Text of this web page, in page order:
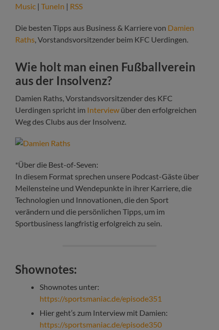
Music |TuneIn | RSS
Die besten Tipps aus Business & Karriere von Damien
Raths, Vorstandsvorsitzender beim KFC Uerdingen.
Wie holt man einen Fußballverein
aus der Insolvenz?
Damien Raths, Vorstandsvorsitzender des KFC
Uerdingen spricht im Interview über den erfolgreichen
Weg des Clubs aus der Insolvenz.
*Über die Best-of-Seven:
In diesem Format sprechen unsere Podcast-Gäste über
Meilensteine und Wendepunkte in ihrer Karriere, die
Technologien und Innovationen, die den Sport
verändern und die persönlichen Tipps, um im
Sportbusiness langfristig erfolgreich zu sein.
Shownotes:
Shownotes unter:
https://sportsmaniac.de/episode351
Hier geht’s zum Interview mit Damien:
https://sportsmaniac.de/episode350